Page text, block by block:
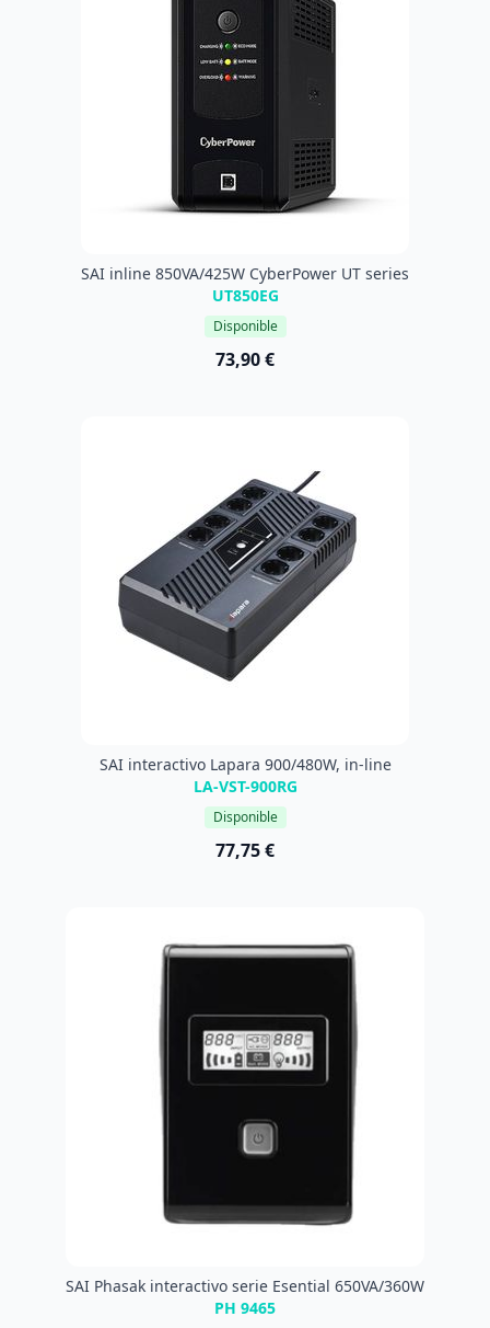
SAI inline 850VA/425W CyberPower UT series
UT850EG
Disponible
73,90 €
SAI interactivo Lapara 900/480W, in-line
LA-VST-900RG
Disponible
77,75 €
SAI Phasak interactivo serie Esential 650VA/360W
PH 9465